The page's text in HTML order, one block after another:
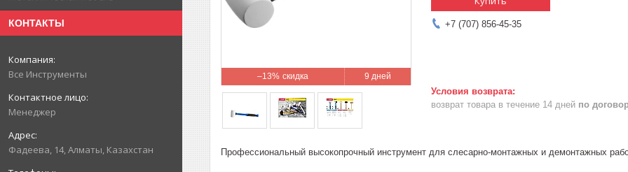
КОНТАКТЫ
Все Инструменты
Менеджер
Фадеева, 14, Алматы, Казахстан
–13% 9 дней
+7 (707) 856-45-35
возврат товара в течение 14 дней по
Профессиональный высокопрочный инструмент для слесарно-монтажных и демонтажных